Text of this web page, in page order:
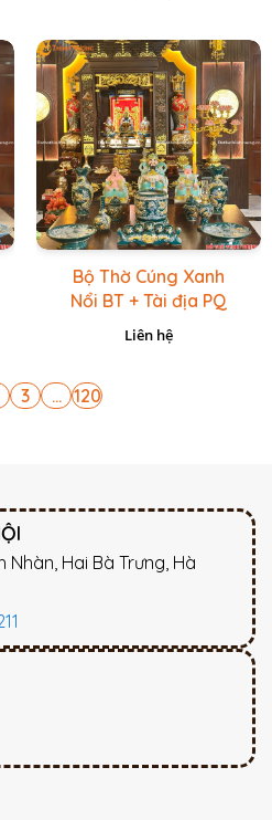
Bộ Thờ Cúng Xanh
Nổi BT + Tài địa PQ
VN Xanh Lục
Liên hệ
3 ... 120
Nhàn, Hai Bà Trưng, Hà